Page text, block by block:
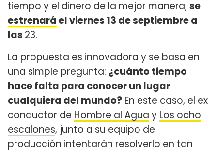
tiempo y el dinero de la mejor manera, se
estrenaráel viernes 13 de septiembre a
las 23.
La propuesta es innovadora y se basa en
una simple pregunta: ¿cuánto tiempo
hace falta para conocer un lugar
cualquiera del mundo? En este caso, el ex
conductor de Hombre al Agua y Los ocho
escalones, junto a su equipo de
producción intentarán resolverlo en tan